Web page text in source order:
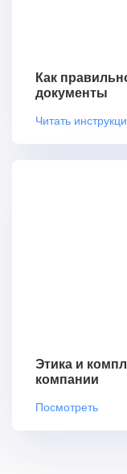
Как
документы
Читать
Этика и
компании
Посмотреть